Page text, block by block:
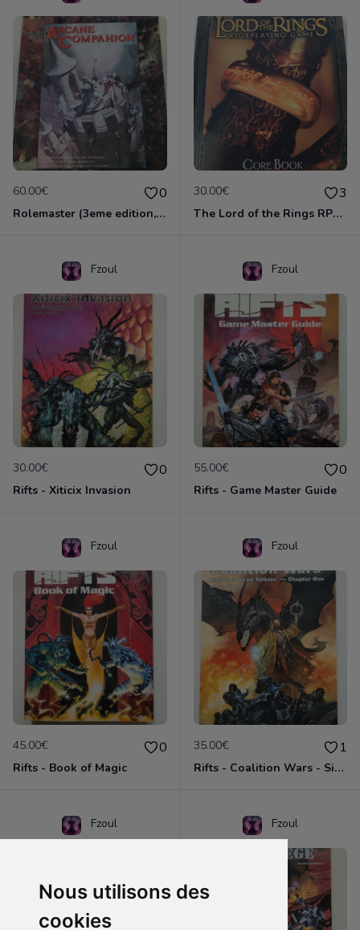
Nous utilisons des
cookies
60.00€ 0
Rolemaster (3eme edition, US) - Arcane Companion
30.00€ 3
The Lord of the Rings RPG (Decipher 1ere Edition) - Core Book
Fzoul
30.00€ 0
Rifts - Xiticix Invasion
Fzoul
55.00€ 0
Rifts - Game Master Guide
Fzoul
45.00€ 0
Rifts - Book of Magic
Fzoul
35.00€ 1
Rifts - Coalition Wars - Siege on Tolkeen - Chapter One
Fzoul Fzoul